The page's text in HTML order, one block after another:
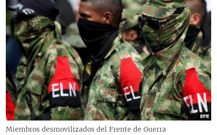
Miembros desmovilizados del Frente de Guerra